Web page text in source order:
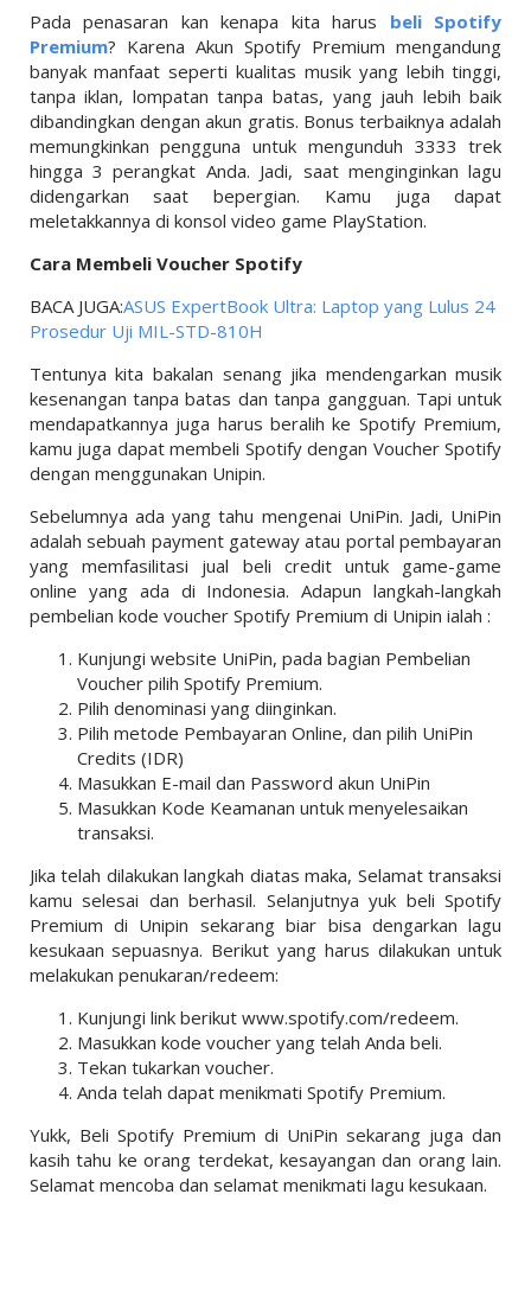
Pada penasaran kan kenapa kita harus beli Spotify
Premium? Karena Akun Spotify Premium mengandung
banyak manfaat seperti kualitas musik yang lebih tinggi,
tanpa iklan, lompatan tanpa batas, yang jauh lebih baik
dibandingkan dengan akun gratis. Bonus terbaiknya adalah
memungkinkan pengguna untuk mengunduh 3333 trek
hingga 3 perangkat Anda. Jadi, saat menginginkan lagu
didengarkan saat bepergian. Kamu juga dapat
meletakkannya di konsol video game PlayStation.
Cara Membeli Voucher Spotify
BACA JUGA:ASUS ExpertBook Ultra: Laptop yang Lulus 24
Prosedur Uji MIL-STD-810H
Tentunya kita bakalan senang jika mendengarkan musik
kesenangan tanpa batas dan tanpa gangguan. Tapi untuk
mendapatkannya juga harus beralih ke Spotify Premium,
kamu juga dapat membeli Spotify dengan Voucher Spotify
dengan menggunakan Unipin.
Sebelumnya ada yang tahu mengenai UniPin. Jadi, UniPin
adalah sebuah payment gateway atau portal pembayaran
yang memfasilitasi jual beli credit untuk game-game
online yang ada di Indonesia. Adapun langkah-langkah
pembelian kode voucher Spotify Premium di Unipin ialah :
Kunjungi website UniPin, pada bagian Pembelian
Voucher pilih Spotify Premium.
Pilih denominasi yang diinginkan.
Pilih metode Pembayaran Online, dan pilih UniPin
Credits (IDR)
Masukkan E-mail dan Password akun UniPin
Masukkan Kode Keamanan untuk menyelesaikan
transaksi.
Jika telah dilakukan langkah diatas maka, Selamat transaksi
kamu selesai dan berhasil. Selanjutnya yuk beli Spotify
Premium di Unipin sekarang biar bisa dengarkan lagu
kesukaan sepuasnya. Berikut yang harus dilakukan untuk
melakukan penukaran/redeem:
Kunjungi link berikut www.spotify.com/redeem.
Masukkan kode voucher yang telah Anda beli.
Tekan tukarkan voucher.
Anda telah dapat menikmati Spotify Premium.
Yukk, Beli Spotify Premium di UniPin sekarang juga dan
kasih tahu ke orang terdekat, kesayangan dan orang lain.
Selamat mencoba dan selamat menikmati lagu kesukaan.